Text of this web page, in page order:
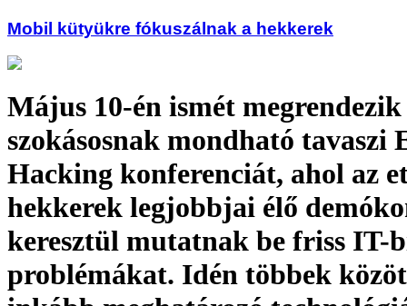
Mobil kütyükre fókuszálnak a hekkerek
Május 10-én ismét
szokásosnak mondható tavaszi
Hacking konferenciát, ahol az
hekkerek legjobbjai élő
keresztül mutatnak be friss IT-
problémákat. Idén többek